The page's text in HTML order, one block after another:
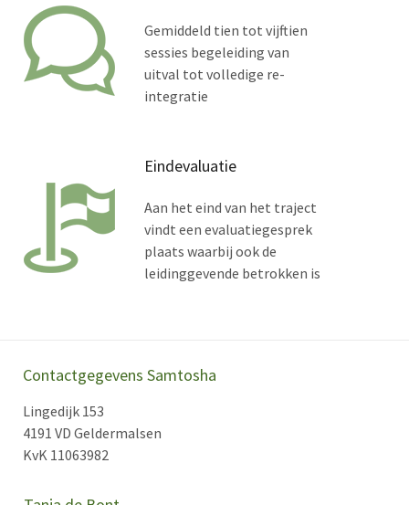
Gemiddeld tien tot vijftien
sessies begeleiding van
uitval tot volledige re-
integratie
Eindevaluatie
Aan het eind van het traject
vindt een evaluatiegesprek
plaats waarbij ook de
leidinggevende betrokken is
Contactgegevens Samtosha
Lingedijk 153
4191 VD Geldermalsen
KvK 11063982